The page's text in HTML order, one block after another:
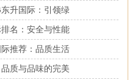
升国际：引领绿
名：安全与性能
推荐：品质生活
质与品味的完美